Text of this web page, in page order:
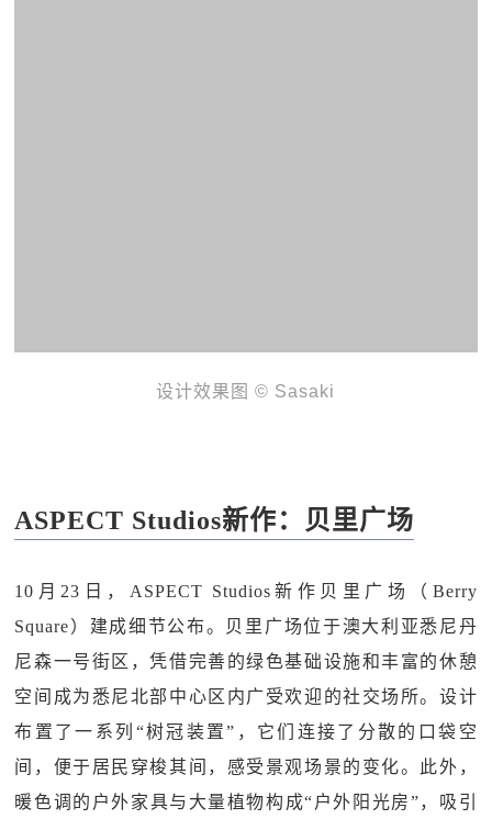
设计效果图 © Sasaki
ASPECT Studios新作：贝里广场
10月23日，ASPECT Studios新作贝里广场（Berry
Square）建成细节公布。贝里广场位于澳大利亚悉尼丹
尼森一号街区，凭借完善的绿色基础设施和丰富的休憩
空间成为悉尼北部中心区内广受欢迎的社交场所。设计
布置了一系列“树冠装置”，它们连接了分散的口袋空
间，便于居民穿梭其间，感受景观场景的变化。此外，
暖色调的户外家具与大量植物构成“户外阳光房”，吸引